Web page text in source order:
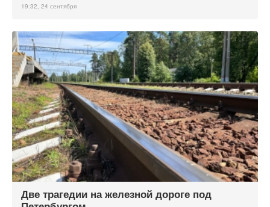
19:32, 24 сентября
Две трагедии на железной дороге под